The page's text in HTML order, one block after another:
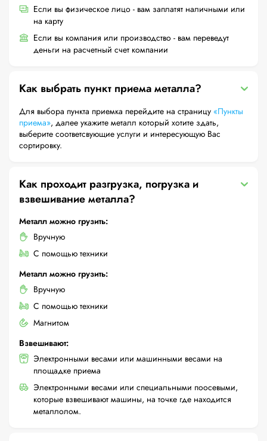
Если вы физическое лицо - вам заплатят наличными или
на карту
Если вы компания или производство - вам переведут
деньги на расчетный счет компании
Как выбрать пункт приема металла?
Для выбора пункта приемка перейдите на страницу «Пункты
приема», далее укажите металл который хотите здать,
выберите соответсвующие услуги и интересующую Вас
сортировку.
Как проходит разгрузка, погрузка и
взвешивание металла?
Металл можно грузить:
Вручную
С помощью техники
Металл можно грузить:
Вручную
С помощью техники
Магнитом
Взвешивают:
Электронными весами или машинными весами на
площадке приема
Электронными весами или специальными поосевыми,
которые взвешивают машины, на точке где находится
металлолом.